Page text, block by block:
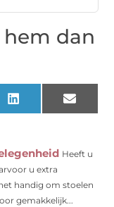
hem dan
LinkedIn Email
Heeft u
u extra
handig om stoelen
gemakkelijk...